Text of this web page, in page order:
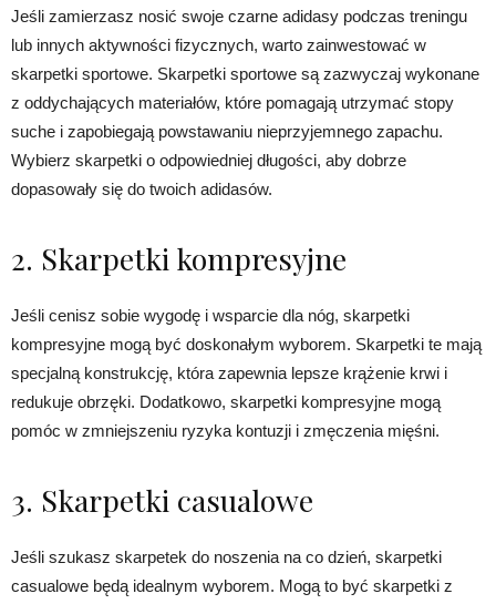
Jeśli zamierzasz nosić swoje czarne adidasy podczas treningu
lub innych aktywności fizycznych, warto zainwestować w
skarpetki sportowe. Skarpetki sportowe są zazwyczaj wykonane
z oddychających materiałów, które pomagają utrzymać stopy
suche i zapobiegają powstawaniu nieprzyjemnego zapachu.
Wybierz skarpetki o odpowiedniej długości, aby dobrze
dopasowały się do twoich adidasów.
2. Skarpetki kompresyjne
Jeśli cenisz sobie wygodę i wsparcie dla nóg, skarpetki
kompresyjne mogą być doskonałym wyborem. Skarpetki te mają
specjalną konstrukcję, która zapewnia lepsze krążenie krwi i
redukuje obrzęki. Dodatkowo, skarpetki kompresyjne mogą
pomóc w zmniejszeniu ryzyka kontuzji i zmęczenia mięśni.
3. Skarpetki casualowe
Jeśli szukasz skarpetek do noszenia na co dzień, skarpetki
casualowe będą idealnym wyborem. Mogą to być skarpetki z